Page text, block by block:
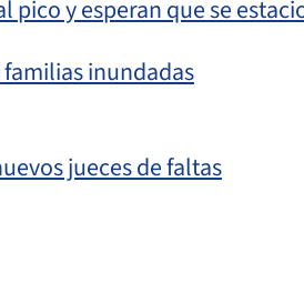
pico y esperan que se
inundadas
jueces de faltas